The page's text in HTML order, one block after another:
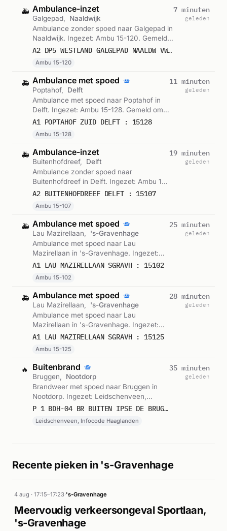
🚑 Ambulance-inzet
Galgepad,
Naaldwijk
Ambulance zonder spoed naar Galgepad in
Naaldwijk. Ingezet: Ambu 15-120. Gemeld
om 02:40.
A2 DP5 WESTLAND GALGEPAD NAALDW VWS 15120
Ambu 15-120
7 minuten
geleden
🚑 Ambulance met spoed
Poptahof,
Delft
Ambulance met spoed naar Poptahof in
Delft. Ingezet: Ambu 15-128. Gemeld om
02:36.
A1 POPTAHOF ZUID DELFT : 15128
Ambu 15-128
11 minuten
geleden
🚑 Ambulance-inzet
Buitenhofdreef,
Delft
Ambulance zonder spoed naar
Buitenhofdreef in Delft. Ingezet: Ambu 15-
107. Gemeld om 02:28.
A2 BUITENHOFDREEF DELFT : 15107
Ambu 15-107
19 minuten
geleden
🚑 Ambulance met spoed
Lau Mazirellaan,
's-Gravenhage
Ambulance met spoed naar Lau
Mazirellaan in 's-Gravenhage. Ingezet:
Ambu 15-102. Gemeld om 02:22.
A1 LAU MAZIRELLAAN SGRAVH : 15102
Ambu 15-102
25 minuten
geleden
🚑 Ambulance met spoed
Lau Mazirellaan,
's-Gravenhage
Ambulance met spoed naar Lau
Mazirellaan in 's-Gravenhage. Ingezet:
Ambu 15-125. Gemeld om 02:19.
A1 LAU MAZIRELLAAN SGRAVH : 15125
Ambu 15-125
28 minuten
geleden
🔥 Buitenbrand
Bruggen,
Nootdorp
Brandweer met spoed naar Bruggen in
Nootdorp. Ingezet: Leidschenveen,
Infocode Haaglanden. Gemeld om 02:12.P 1 BDH-04 BR BUITEN IPSE DE BRUGGEN WADDENZEE NOOTDORP 157430
Leidschenveen, Infocode Haaglanden
35 minuten
geleden
Recente pieken in 's-Gravenhage
4 aug · 17:15–17:23·'s-Gravenhage
Meervoudig verkeersongeval Sportlaan,
's-Gravenhage